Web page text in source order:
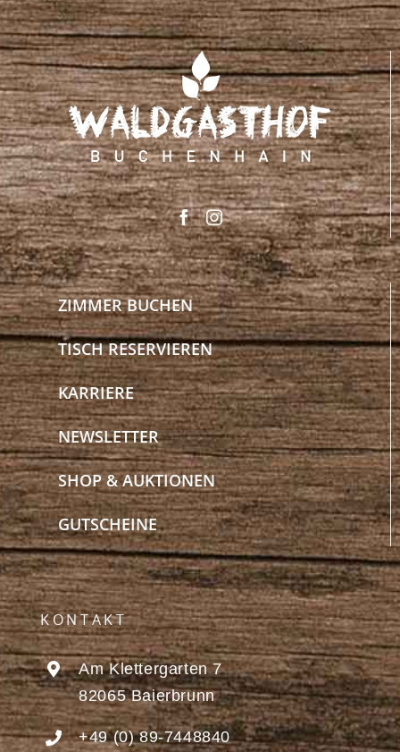
ZIMMER BUCHEN
TISCH RESERVIEREN
KARRIERE
NEWSLETTER
SHOP & AUKTIONEN
GUTSCHEINE
KONTAKT
Am Klettergarten 7
82065 Baierbrunn
+49 (0) 89-7448840